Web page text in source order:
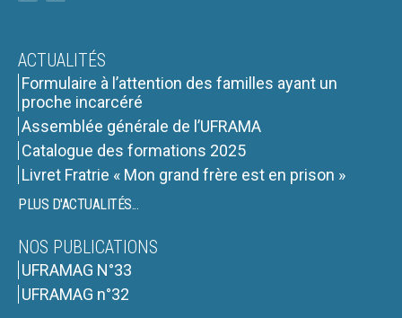
ACTUALITÉS
Formulaire à l’attention des familles ayant un
proche incarcéré
Assemblée générale de l’UFRAMA
Catalogue des formations 2025
Livret Fratrie « Mon grand frère est en prison »
PLUS D'ACTUALITÉS...
NOS PUBLICATIONS
UFRAMAG N°33
UFRAMAG n°32